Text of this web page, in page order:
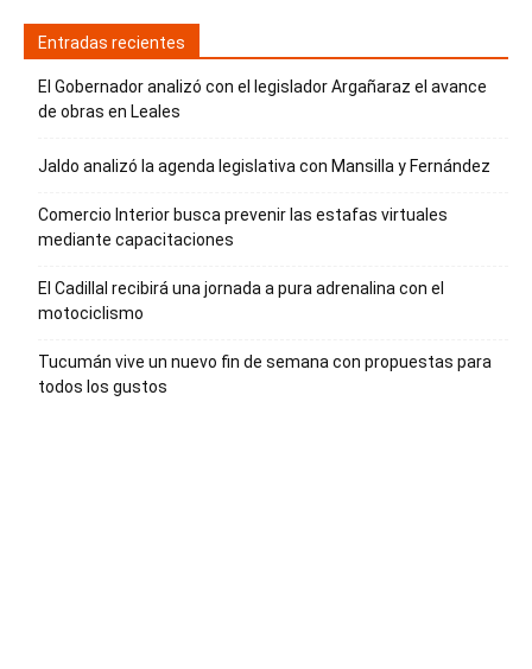
Entradas recientes
El Gobernador analizó con el legislador Argañaraz el avance
de obras en Leales
Jaldo analizó la agenda legislativa con Mansilla y Fernández
Comercio Interior busca prevenir las estafas virtuales
mediante capacitaciones
El Cadillal recibirá una jornada a pura adrenalina con el
motociclismo
Tucumán vive un nuevo fin de semana con propuestas para
todos los gustos